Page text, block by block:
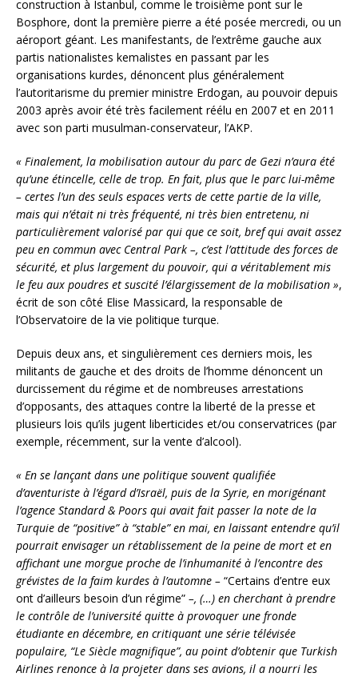
construction à Istanbul, comme le troisième pont sur le
Bosphore, dont la première pierre a été posée mercredi, ou un
aéroport géant. Les manifestants, de l’extrême gauche aux
partis nationalistes kemalistes en passant par les
organisations kurdes, dénoncent plus généralement
l’autoritarisme du premier ministre Erdogan, au pouvoir depuis
2003 après avoir été très facilement réélu en 2007 et en 2011
avec son parti musulman-conservateur, l’AKP.
« Finalement, la mobilisation autour du parc de Gezi n’aura été
qu’une étincelle, celle de trop. En fait, plus que le parc lui-même
– certes l’un des seuls espaces verts de cette partie de la ville,
mais qui n’était ni très fréquenté, ni très bien entretenu, ni
particulièrement valorisé par qui que ce soit, bref qui avait assez
peu en commun avec Central Park –, c’est l’attitude des forces de
sécurité, et plus largement du pouvoir, qui a véritablement mis
le feu aux poudres et suscité l’élargissement de la mobilisation »,
écrit de son côté Elise Massicard, la responsable de
l’Observatoire de la vie politique turque.
Depuis deux ans, et singulièrement ces derniers mois, les
militants de gauche et des droits de l’homme dénoncent un
durcissement du régime et de nombreuses arrestations
d’opposants, des attaques contre la liberté de la presse et
plusieurs lois qu’ils jugent liberticides et/ou conservatrices (par
exemple, récemment, sur la vente d’alcool).
« En se lançant dans une politique souvent qualifiée
d’aventuriste à l’égard d’Israël, puis de la Syrie, en morigénant
l’agence Standard & Poors qui avait fait passer la note de la
Turquie de “positive” à “stable” en mai, en laissant entendre qu’il
pourrait envisager un rétablissement de la peine de mort et en
affichant une morgue proche de l’inhumanité à l’encontre des
grévistes de la faim kurdes à l’automne – “Certains d’entre eux
ont d’ailleurs besoin d’un régime” –, (…) en cherchant à prendre
le contrôle de l’université quitte à provoquer une fronde
étudiante en décembre, en critiquant une série télévisée
populaire, “Le Siècle magnifique”, au point d’obtenir que Turkish
Airlines renonce à la projeter dans ses avions, il a nourri les